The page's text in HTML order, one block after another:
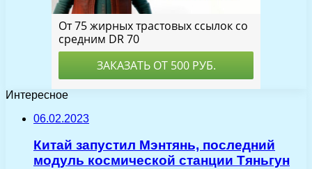
Интересное
06.02.2023
Китай запустил Мэнтянь, последний
модуль космической станции Тяньгун